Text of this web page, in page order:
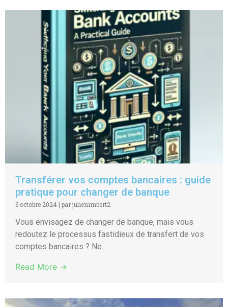
Transférer vos comptes bancaires : guide
pratique pour changer de banque
6 octobre 2024 | par julienimbert2
Vous envisagez de changer de banque, mais vous
redoutez le processus fastidieux de transfert de vos
comptes bancaires ? Ne...
Read More →